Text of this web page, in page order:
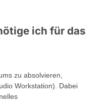
ich für das
zu absolvieren,
Workstation). Dabei